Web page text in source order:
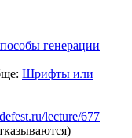
генерации
Шрифты или
lecture/677